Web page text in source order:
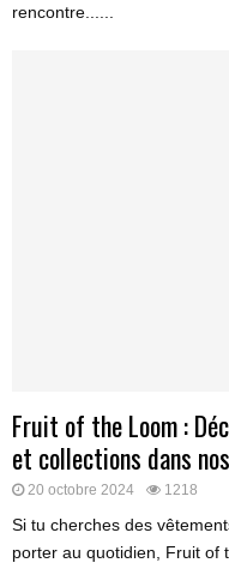
rencontre......
Fruit of the Loom :
et collections dans
20 octobre 2024 1218
Si tu cherches des
porter au quotidien, Fruit of